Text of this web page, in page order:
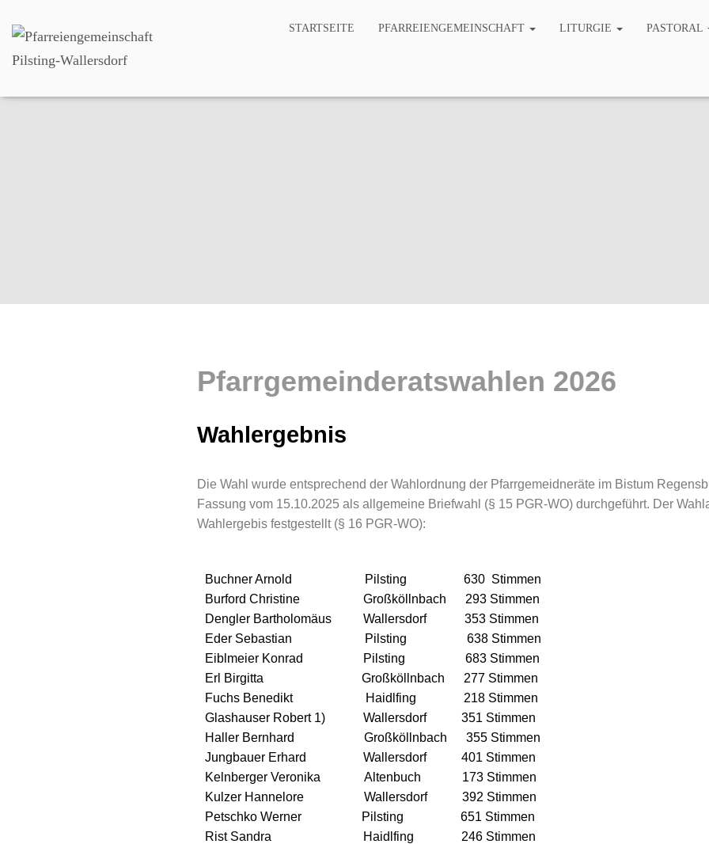
STARTSEITE PFARREIENGEMEINSCHAFT LITURGIE PASTORAL
Pfarrgemeinderatswahlen 2026
Wahlergebnis
Die Wahl wurde entsprechend der Wahlordnung der Pfarrgemeidneräte im Bistum
Fassung vom 15.10.2025 als allgemeine Briefwahl (§ 15 PGR-WO) durchgeführt. Der
Wahlergebis festgestellt (§ 16 PGR-WO):
Buchner Arnold Pilsting 630 Stimmen
Burford Christine Großköllnbach 293 Stimmen
Dengler Bartholomäus Wallersdorf 353 Stimmen
Eder Sebastian Pilsting 638 Stimmen
Eiblmeier Konrad Pilsting 683 Stimmen
Erl Birgitta Großköllnbach 277 Stimmen
Fuchs Benedikt Haidlfing 218 Stimmen
Glashauser Robert 1) Wallersdorf 351 Stimmen
Haller Bernhard Großköllnbach 355 Stimmen
Jungbauer Erhard Wallersdorf 401 Stimmen
Kelnberger Veronika Altenbuch 173 Stimmen
Kulzer Hannelore Wallersdorf 392 Stimmen
Petschko Werner Pilsting 651 Stimmen
Rist Sandra Haidlfing 246 Stimmen